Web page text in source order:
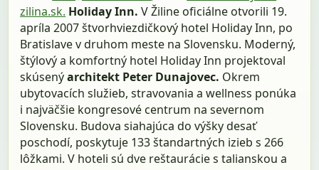
zilina.sk. Holiday Inn.V Žiline oficiálne otvorili 19.
apríla 2007 štvorhviezdičkový hotel Holiday Inn, po
Bratislave v druhom meste na Slovensku. Moderný,
štýlový a komfortný hotel Holiday Inn projektoval
skúsenýarchitekt Peter Dunajovec. Okrem
ubytovacích služieb, stravovania a wellness ponúka
i najväčšie kongresové centrum na severnom
Slovensku. Budova siahajúca do výšky desať
poschodí, poskytuje 133 štandartných izieb s 266
lôžkami. V hoteli sú dve reštaurácie s talianskou a